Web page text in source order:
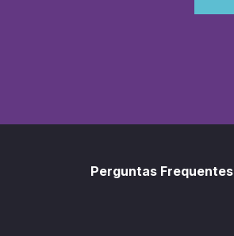
Perguntas Frequentes